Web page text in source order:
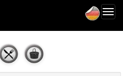
- Paris 11